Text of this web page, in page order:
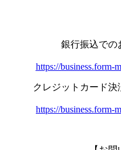
銀行振込での
https://business.form-
クレジットカード
https://business.form-